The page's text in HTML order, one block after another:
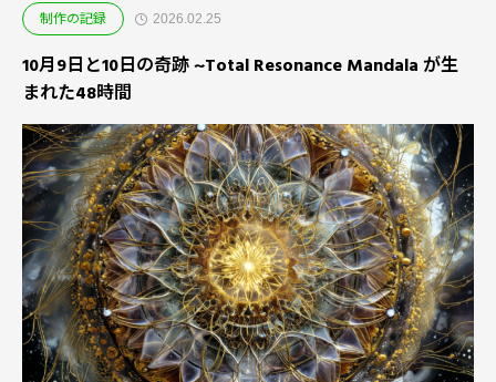
制作の記録 2026.02.25
10月9日と10日の奇跡 ~Total Resonance Mandala が生
まれた48時間